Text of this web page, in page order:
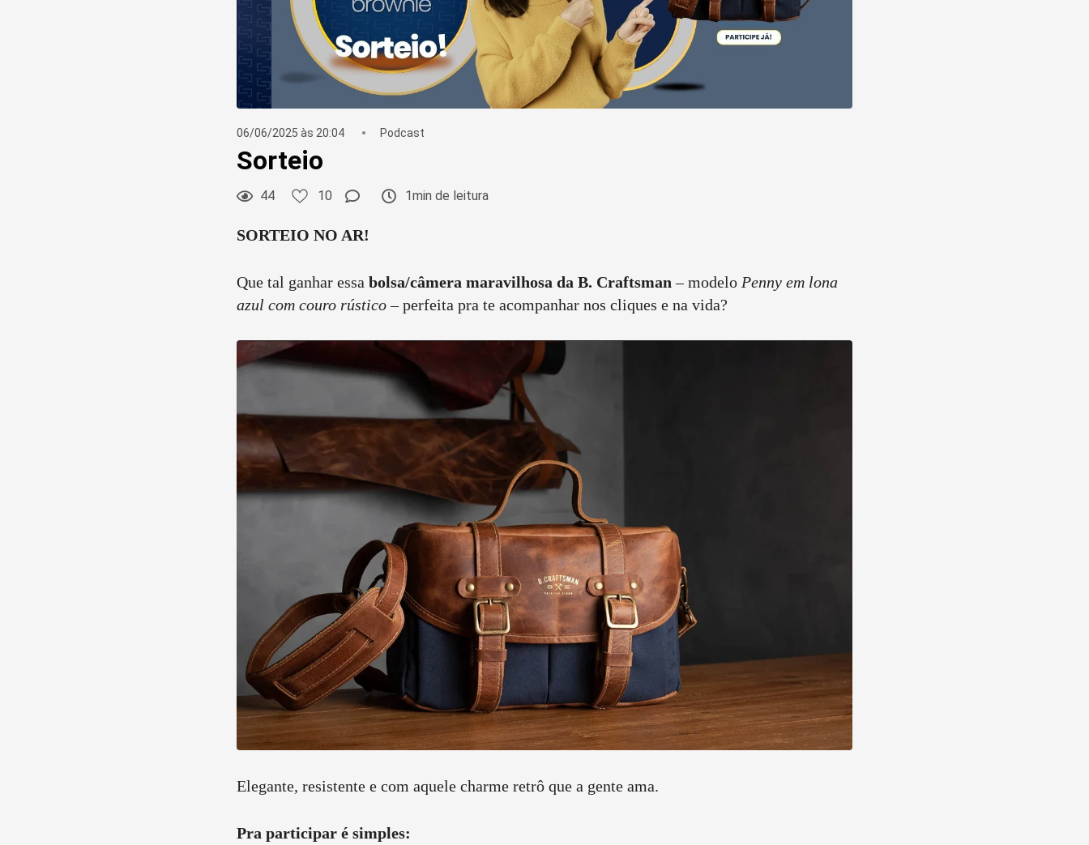
06/06/2025 às 20:04 Podcast
Sorteio
44 10 1min de leitura
SORTEIO NO AR!
Que tal ganhar essa bolsa/câmera maravilhosa da B. Craftsman – modelo Penny em lona
azul com couro rústico– perfeita pra te acompanhar nos cliques e na vida?
Elegante, resistente e com aquele charme retrô que a gente ama.
Pra participar é simples: